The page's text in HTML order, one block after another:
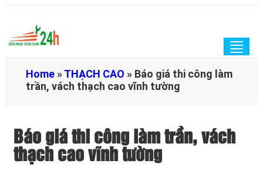
Home »THẠCH CAO » Báo giá thi công làm
trần, vách thạch cao vĩnh tường
Báo giá thi công làm trần, vách
thạch cao vĩnh tường